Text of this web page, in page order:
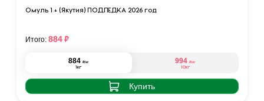
Омуль 1 + (Якутия) ПОДЛЁДКА 2026 год
884 ₽/кг
1кг
994 ₽/кг
10кг
Купить
Итого: 884₽